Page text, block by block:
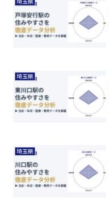
埼玉県
埼玉県
埼玉県